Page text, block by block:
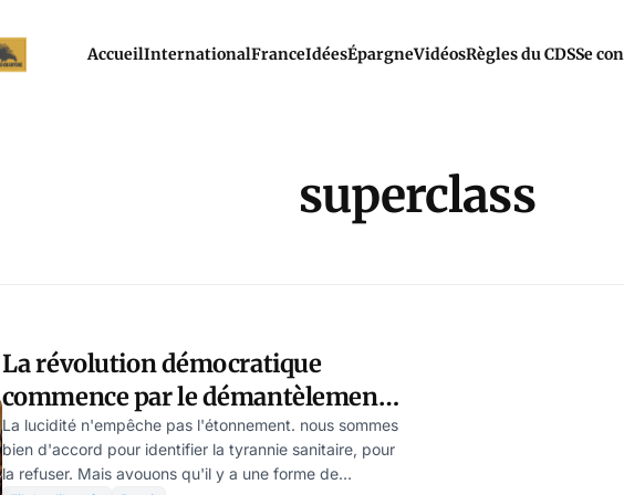
AccueilInternationalFranceIdéesÉpargneVidéosRègles du CDSSe
superclass
La révolution démocratique
commence par le démantèlement
de la gouvernance internationale
La lucidité n'empêche pas l'étonnement. nous sommes
bien d'accord pour identifier la tyrannie sanitaire, pour
la refuser. Mais avouons qu'il y a une forme de